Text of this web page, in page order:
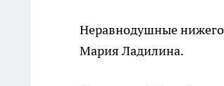
Неравнодушные
Мария Ладилина.